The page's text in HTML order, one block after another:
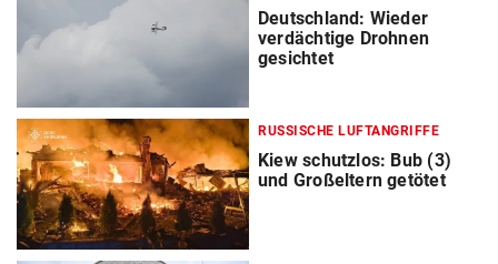
Deutschland: Wieder
verdächtige Drohnen
gesichtet
RUSSISCHE LUFTANGRIFFE
Kiew schutzlos: Bub (3)
und Großeltern getötet